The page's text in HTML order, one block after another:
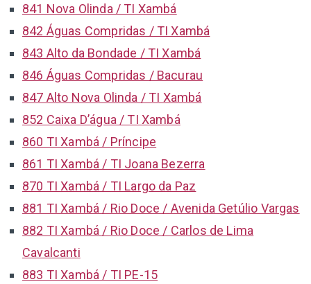
841 Nova Olinda / TI Xambá
842 Águas Compridas / TI Xambá
843 Alto da Bondade / TI Xambá
846 Águas Compridas / Bacurau
847 Alto Nova Olinda / TI Xambá
852 Caixa D’água / TI Xambá
860 TI Xambá / Príncipe
861 TI Xambá / TI Joana Bezerra
870 TI Xambá / TI Largo da Paz
881 TI Xambá / Rio Doce / Avenida Getúlio Vargas
882 TI Xambá / Rio Doce / Carlos de Lima
Cavalcanti
883 TI Xambá / TI PE-15